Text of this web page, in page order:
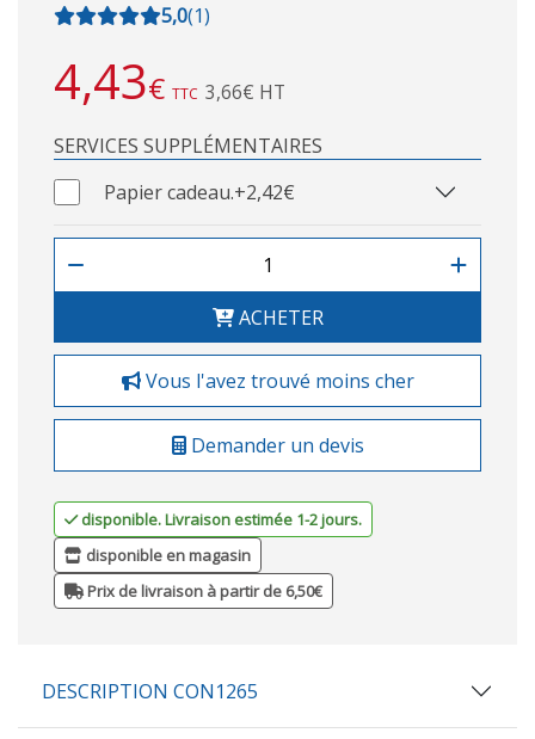
5,0(1)
4,43€ TTC 3,66€ HT
SERVICES SUPPLÉMENTAIRES
Papier cadeau.+2,42€
ACHETER
Vous l'avez trouvé moins cher
Demander un devis
disponible. Livraison estimée 1-2 jours.
disponible en magasin
Prix de livraison à partir de 6,50€
DESCRIPTION CON1265